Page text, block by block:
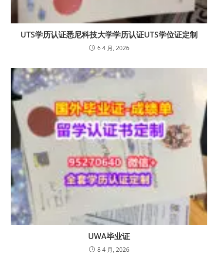
UTS学历认证悉尼科技大学学历认证UTS学位证定制
6 4 月, 2026
UWA毕业证
8 4 月, 2026